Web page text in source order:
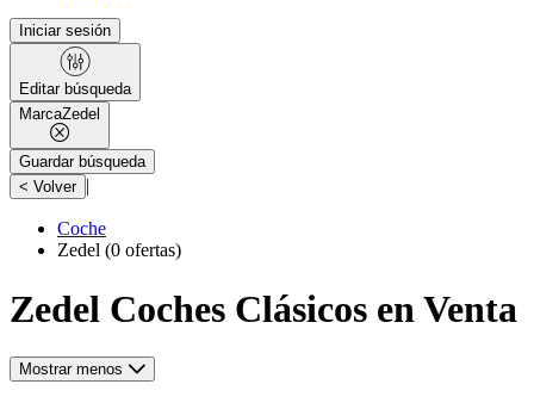
Iniciar sesión
Editar búsqueda
MarcaZedel
Guardar búsqueda
< Volver |
Coche
Zedel (0 ofertas)
Zedel Coches Clásicos en Venta
Mostrar menos